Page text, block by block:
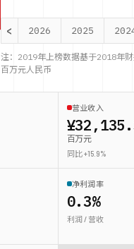
< 2026 2025
注： 2019年上榜数据基于2018年
百万元人民币
营业收入
百万元
同比 +15.9%
净利润率
0.3%
利润 / 营收